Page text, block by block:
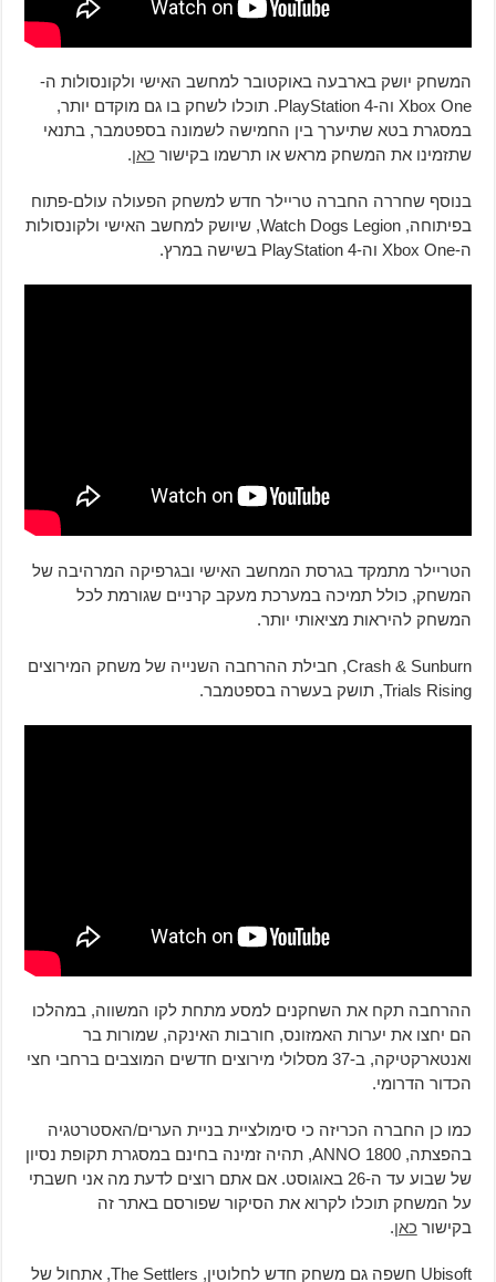
המשחק יושק בארבעה באוקטובר למחשב האישי ולקונסולות ה-
Xbox One וה-PlayStation 4. תוכלו לשחק בו גם מוקדם יותר,
במסגרת בטא שתיערך בין החמישה לשמונה בספטמבר, בתנאי
שתזמינו את המשחק מראש או תרשמו בקישור כאן.
בנוסף שחררה החברה טריילר חדש למשחק הפעולה עולם-פתוח
בפיתוחה, Watch Dogs Legion, שיושק למחשב האישי ולקונסולות
ה-Xbox One וה-PlayStation 4 בשישה במרץ.
הטריילר מתמקד בגרסת המחשב האישי ובגרפיקה המרהיבה של
המשחק, כולל תמיכה במערכת מעקב קרניים שגורמת לכל
המשחק להיראות מציאותי יותר.
Crash & Sunburn, חבילת ההרחבה השנייה של משחק המירוצים
Trials Rising, תושק בעשרה בספטמבר.
ההרחבה תקח את השחקנים למסע מתחת לקו המשווה, במהלכו
הם יחצו את יערות האמזונס, חורבות האינקה, שמורות בר
ואנטארקטיקה, ב-37 מסלולי מירוצים חדשים המוצבים ברחבי חצי
הכדור הדרומי.
כמו כן החברה הכריזה כי סימולציית בניית הערים/האסטרטגיה
בהפצתה, ANNO 1800, תהיה זמינה בחינם במסגרת תקופת נסיון
של שבוע עד ה-26 באוגוסט. אם אתם רוצים לדעת מה אני חשבתי
על המשחק תוכלו לקרוא את הסיקור שפורסם באתר זה
בקישור כאן.
Ubisoft חשפה גם משחק חדש לחלוטין, The Settlers, אתחול של